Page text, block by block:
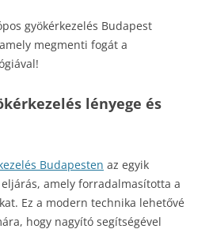
gyökérkezelés Budapest
megmenti fogát a
lényege és
Budapesten az egyik
amely forradalmasította a
Ez a modern technika lehetővé
hogy nagyító segítségével